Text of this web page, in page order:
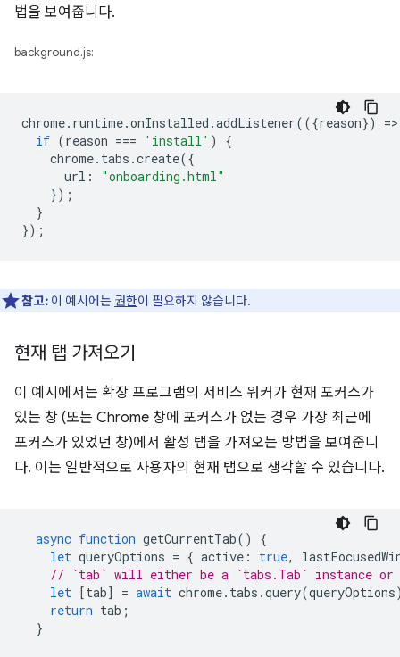
법을 보여줍니다.
background.js:
chrome. runtime.onInstalled .addListener(({reason}) =>
if (reason === 'install' )
{
chrome. tabs .create({
url :
"onboarding.html"
});
}
});
참고: 이 예시에는 권한이 필요하지 않습니다.
현재 탭 가져오기
이 예시에서는 확장 프로그램의 서비스 워커가 현재 포커스가
있는 창 (또는 Chrome 창에 포커스가 없는 경우 가장 최근에
포커스가 있었던 창)에서 활성 탭을 가져오는 방법을 보여줍니
다. 이는 일반적으로 사용자의 현재 탭으로 생각할 수 있습니다.
async function getCurrentTab()
{
let queryOptions = { active : true,
// `tab` will either be a `tabs.Tab` instance or
let [tab] = await chrome. tabs .query(queryOptions
return tab ;
}